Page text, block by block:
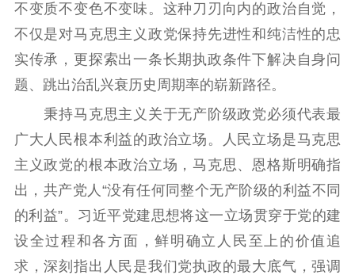
文化产业
统计分析
数字出版
审读服务
新闻发布工作备
案管理系统
电影
服务
理论宣讲
共建共享平台
政工继续教育学
不变质不变色不变味。这种刀刃向内的政治自觉，
不仅是对马克思主义政党保持先进性和纯洁性的忠
实传承，更探索出一条长期执政条件下解决自身问
题、跳出治乱兴衰历史周期率的崭新路径。
秉持马克思主义关于无产阶级政党必须代表最
广大人民根本利益的政治立场。人民立场是马克思
主义政党的根本政治立场，马克思、恩格斯明确指
出，共产党人“没有任何同整个无产阶级的利益不同
的利益”。习近平党建思想将这一立场贯穿于党的建
设全过程和各方面，鲜明确立人民至上的价值追
求，深刻指出人民是我们党执政的最大底气，强调